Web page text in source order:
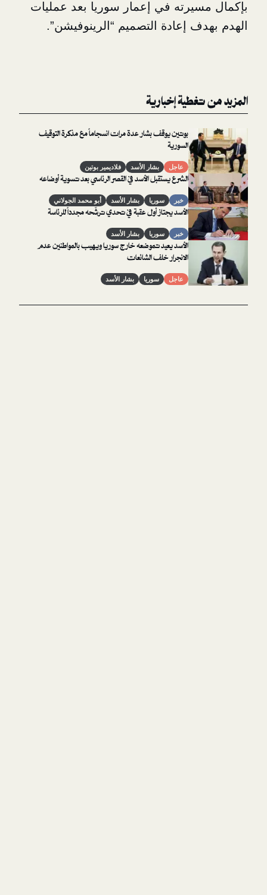
في إعمار سوريا بعد عمليات
إعادة التصميم “الرينوفيشن”.
إخبارية
بوتين يوقف بشار عدة مرات انسجاماً مع مذكرة التوقيف
السورية
عاجل بشار الأسد فلاديمير بوتين
الشرع يستقبل الأسد في القصر الرئاسي بعد تسوية أوضاعه
خبر سوريا بشار الأسد أبو محمد الجولاني
الأسد يجتاز أول عقبة في تحدي ترشّحه مجدداً للرئاسة
خبر سوريا بشار الأسد
الأسد يعيد تموضعه خارج سوريا ويهيب بالمواطنين عدم
الانجرار خلف الشائعات
عاجل سوريا بشار الأسد